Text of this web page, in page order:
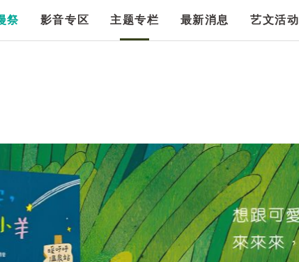
祭 影音专区 主题专栏 最新消息 艺文活动